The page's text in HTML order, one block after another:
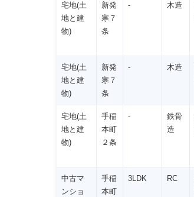
宅地(土
地と建
物)
新発
寒７
条
- 木造
宅地(土
地と建
物)
新発
寒７
条
- 木造
宅地(土
地と建
物)
手稲
本町
２条
-
鉄骨
造
中古マ
ンショ
手稲
本町
3LDK RC